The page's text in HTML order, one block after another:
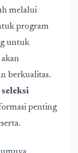
melalui
program
untuk
berkualitas.
penting